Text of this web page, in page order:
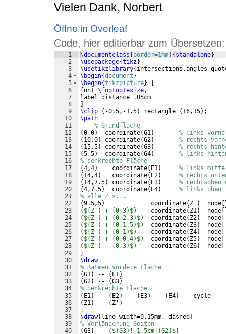
Vielen Dank, Norbert
Öffne in Overleaf
Code, hier editierbar zum Übersetzen:
1
2
3
4
5
6
7
8
9
10
11
12
13
14
15
16
17
18
19
20
21
22
23
24
25
26
27
28
29
30
31
32
33
34
35
36
37
38
39
40
\documentclass border=1mm { standalone}
\usepackage{tikz}
\usetikzlibrary{
\begin{document }
\begin{tikzpicture}
font=\footnotesize,
label distance=.05cm
\clip
( -0.5,-1.5) rectangle ( 16,15) ;
\path
% Grundfläche
(0,0)
  coordinate
(G1)
% links vorne
( 10,0) coordinate(G2)
% rechts
( 15,5) coordinate(G3)
% rechts
(5,5)
  coordinate
(G4)
% links
% senkrechte Fläche
(4,4)
    coordinate
( E1)
% links mitte
( 14,4)
   coordinate
( E2)
% rechts
( 14,7.5) coordinate( E3)
% rechtsoben
(4,7.5)
  coordinate
( E4)
% links oben
% alle Z's...
(9.5,5)
             coordinate
( Z' )
  node
( $(Z') + (0,3)$)
    coordinate
( Z1)
  node
( $(Z') + (0,2.3)$)
  coordinate
( Z2)
  node
( $(Z') + (0,1.5)$)
  coordinate
( Z3)
  node
( $(Z') + (0,1)$)
    coordinate
( Z4)
  node
( $(Z') + (0,0.4)$)
  coordinate
( Z5)
  node
( $(Z') - (0,3)$)
    coordinate
( Z6)
  node
;
\draw
% Rahmen vordere Fläche
(G1) -- ( E1)
(G2) -- (G3)
% Senkrechte Fläche
( E1) -- ( E2) -- ( E3) -- ( E4)
-- cycle
( Z1) -- ( Z' )
;
\draw[ line width=0.15mm, dashed
% Verlängerung Seiten
(G3) -- ( $(G3)!-1.5cm!(G2)$)